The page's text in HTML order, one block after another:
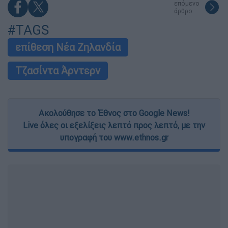
επόμενο
άρθρο
#TAGS
επίθεση Νέα Ζηλανδία
Τζασίντα Άρντερν
Ακολούθησε το Έθνος στο Google News!
Live όλες οι εξελίξεις λεπτό προς λεπτό, με την
υπογραφή του www.ethnos.gr